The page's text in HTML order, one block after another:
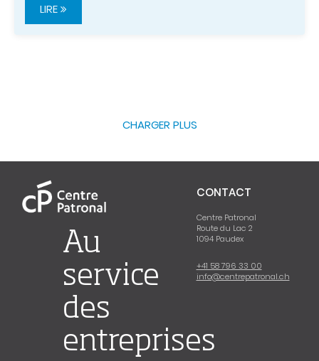
LIRE
CHARGER PLUS
Au
service
des
entreprises
CONTACT
Centre Patronal
Route du Lac 2
1094 Paudex
+41 58 796 33 00
info@centrepatronal.ch